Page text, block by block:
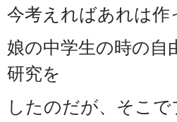
今考えればあれは
娘の中学生の時の自
研究を
したのだが、そこ